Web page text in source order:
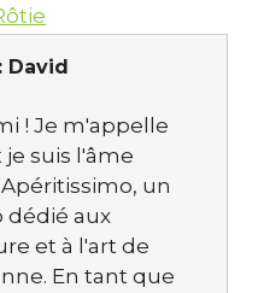
David
! Je m'appelle
je suis l'âme
un
dédié aux
et à l'art de
En tant que